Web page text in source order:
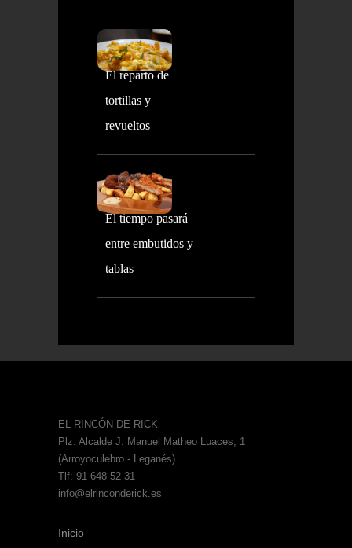
El reparto de
tortillas y
revueltos
El tiempo pasará
entre embutidos y
tablas
EL RINCÓN DE RICK
Plz. Alcalde J. Manuel Matheo Luaces, 1
(Arroyoculebro - Leganés)
Tlf: 91 648 52 31
info@elrinconderick.es
Inicio